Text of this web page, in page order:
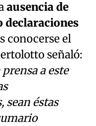
ausencia de
declaraciones
conocerse el
señaló:
a este
éstas